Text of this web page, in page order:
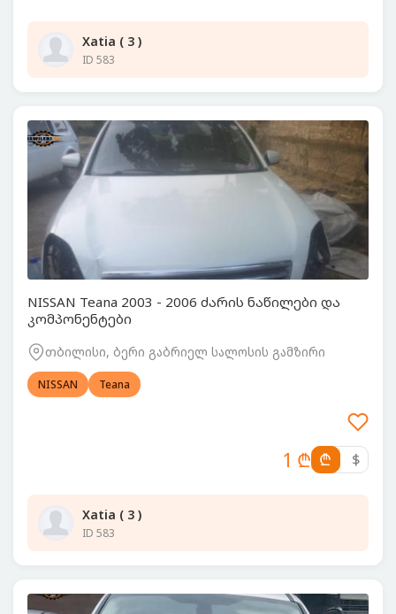
Xatia ( 3 )
ID 583
NISSAN Teana 2003 - 2006 ძარის ნაწილები და
კომპონენტები
თბილისი, ბერი გაბრიელ სალოსის გამზირი
NISSAN Teana
1 ₾ ₾ $
Xatia ( 3 )
ID 583